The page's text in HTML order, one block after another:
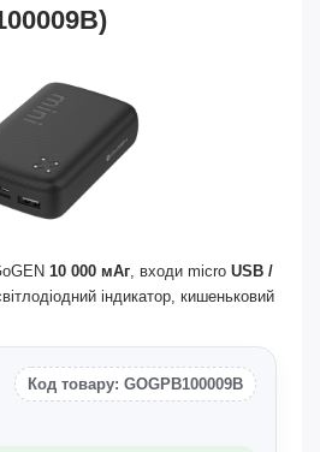
10 000 мАг , входи micro USB /
індикатор, кишеньковий
Код товару: GOGPB100009B